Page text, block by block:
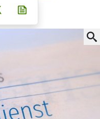
auf Whatsapp
Teilen auf Telegram
teilen
Post auf X